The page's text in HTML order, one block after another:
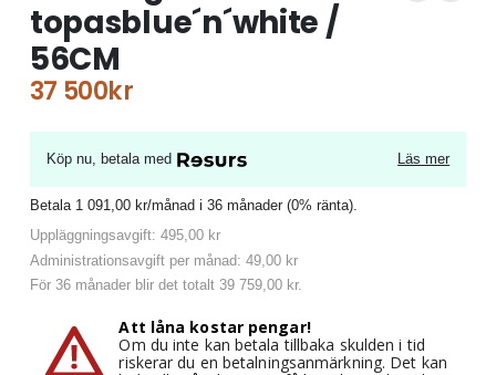
topasblue´n´white /
56CM
37 500kr
Köp nu, betala med Läs mer
Betala 1 091,00 kr/månad i 36 månader (0% ränta).
Uppläggningsavgift: 495,00 kr
Administrationsavgift per månad: 49,00 kr
För 36 månader blir det totalt 39 759,00 kr.
Att låna kostar pengar!
Om du inte kan betala tillbaka skulden i tid
riskerar du en betalningsanmärkning. Det kan